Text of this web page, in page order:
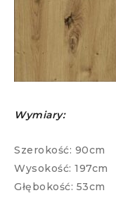
Wymiary:
Szerokość: 90cm
Wysokość: 197cm
Głębokość: 53cm